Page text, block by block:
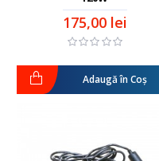
175,00 lei
Adaugă în Coş